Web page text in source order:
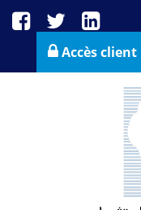
Accès client